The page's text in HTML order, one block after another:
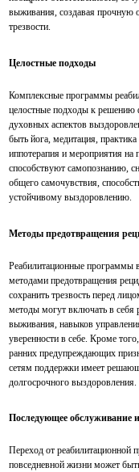
выживания, создавая прочную
трезвости.
Целостные подходы
Комплексные программы
целостные подходы к решению
духовных аспектов
быть йога, медитация, практика
иппотерапия и мероприятия
способствуют самопознанию,
общего самочувствия,
устойчивому выздоровлению.
Методы предотвращения
Реабилитационные
методами предотвращения
сохранить трезвость перед
методы могут включать в себя
выживания, навыков
уверенности в себе. Кроме
ранних предупреждающих
сетям поддержки имеет
долгосрочного выздоровления.
Последующее обслуживание
Переход от реабилитационной
повседневной жизни может